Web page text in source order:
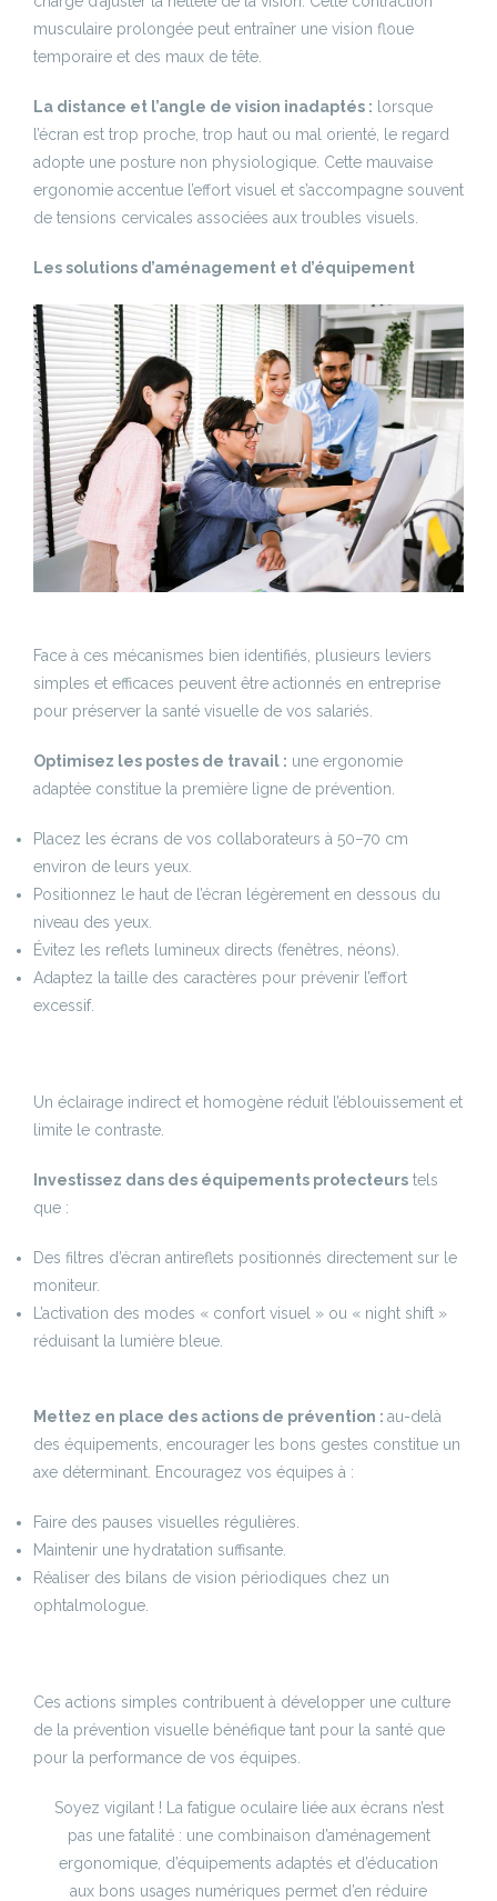
musculaire prolongée peut entraîner une vision floue
temporaire et des maux de tête.
La distance et l’angle de vision inadaptés : lorsque
l’écran est trop proche, trop haut ou mal orienté, le regard
adopte une posture non physiologique. Cette mauvaise
ergonomie accentue l’effort visuel et s’accompagne souvent
de tensions cervicales associées aux troubles visuels.
Les solutions d’aménagement et d’équipement
Face à ces mécanismes bien identifiés, plusieurs leviers
simples et efficaces peuvent être actionnés en entreprise
pour préserver la santé visuelle de vos salariés.
Optimisez les postes de travail : une ergonomie
adaptée constitue la première ligne de prévention.
Placez les écrans de vos collaborateurs à 50–70 cm
environ de leurs yeux.
Positionnez le haut de l’écran légèrement en dessous du
niveau des yeux.
Évitez les reflets lumineux directs (fenêtres, néons).
Adaptez la taille des caractères pour prévenir l’effort
excessif.
Un éclairage indirect et homogène réduit l’éblouissement et
limite le contraste.
Investissez dans des équipements protecteurs tels
que :
Des filtres d’écran antireflets positionnés directement sur le
moniteur.
L’activation des modes « confort visuel » ou « night shift »
réduisant la lumière bleue.
Mettez en place des actions de prévention : au-delà
des équipements, encourager les bons gestes constitue un
axe déterminant. Encouragez vos équipes à :
Faire des pauses visuelles régulières.
Maintenir une hydratation suffisante.
Réaliser des bilans de vision périodiques chez un
ophtalmologue.
Ces actions simples contribuent à développer une culture
de la prévention visuelle bénéfique tant pour la santé que
pour la performance de vos équipes.
Soyez vigilant ! La fatigue oculaire liée aux écrans n’est
pas une fatalité : une combinaison d’aménagement
ergonomique, d’équipements adaptés et d’éducation
aux bons usages numériques permet d’en réduire